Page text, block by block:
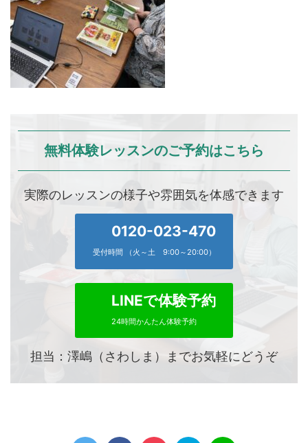
無料体験レッスンのご予約はこちら
実際のレッスンの様子や雰囲気を体感できます
0120-023-470
受付時間 （火～土 9:00～20:00）
LINEで体験予約
24時間かんたん体験予約
担当：澤嶋（さわしま）までお気軽にどうぞ